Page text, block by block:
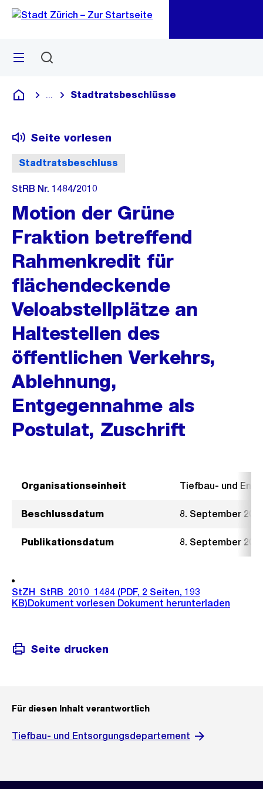
Navigation
Sprunglink
Menü
Deutsch
Blende alle Breadcrumbs ein
Stadtratsbeschlüsse
Stadtratsbeschluss
Seite vorlesen
StRB Nr. 1484/2010
Motion der Grüne
Fraktion betreffend
Rahmenkredit für
flächendeckende
Veloabstellplätze an
Haltestellen des
öffentlichen Verkehrs,
Ablehnung,
Entgegennahme als
Postulat, Zuschrift
Organisationseinheit Tiefbau- und
Beschlussdatum 8. September
Publikationsdatum 8. September
StZH_StRB_2010_1484 (PDF, 2 Seiten, 193
KB)Dokument vorlesen Dokument herunterladen
Seite drucken
Für diesen Inhalt verantwortlich
Tiefbau- und Entsorgungsdepartement